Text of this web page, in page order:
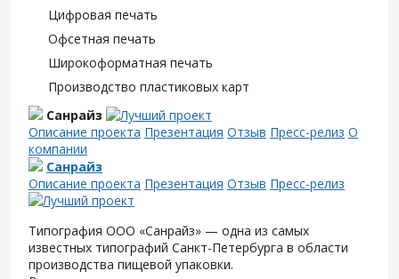
Цифровая печать
Офсетная печать
Широкоформатная печать
Производство пластиковых карт
Санрайз
Описание проекта Презентация Отзыв Пресс-релиз О
компании
Санрайз
Описание проекта Презентация Отзыв Пресс-релиз
Типография ООО «Санрайз» — одна из самых
известных типографий Санкт-Петербурга в области
производства пищевой упаковки.